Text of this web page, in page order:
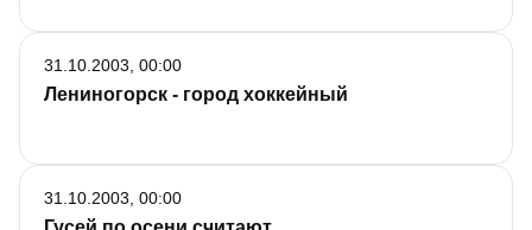
Лениногорск - город хоккейный
31.10.2003, 00:00
31.10.2003, 00:00